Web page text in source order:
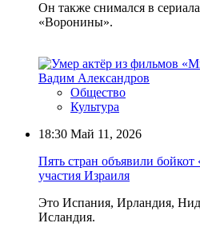
Он также снимался в
«Воронины».
Общество
Культура
18:30 Май 11, 2026
Пять стран объявили
участия Израиля
Это Испания, Ирландия,
Исландия.